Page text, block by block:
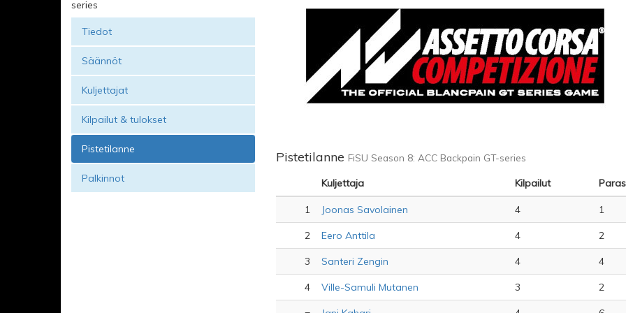
series
Tiedot
Säännöt
Kuljettajat
Kilpailut & tulokset
Pistetilanne
Palkinnot
Pistetilanne FiSU Season 8: ACC Backpain GT-series
Kuljettaja Kilpailut
1 Joonas Savolainen 4 1
2 Eero Anttila 4 2
3 Santeri Zengin 4 4
4 Ville-Samuli Mutanen 3 2